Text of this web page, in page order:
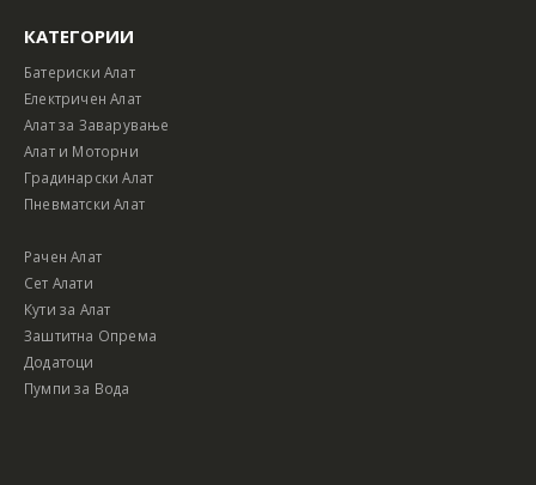
КАТЕГОРИИ
Батериски Алат
Електричен Алат
Алат за Заварување
Алат и Моторни
Градинарски Алат
Пневматски Алат
Рачен Алат
Сет Алати
Кути за Алат
Заштитна Опрема
Додатоци
Пумпи за Вода